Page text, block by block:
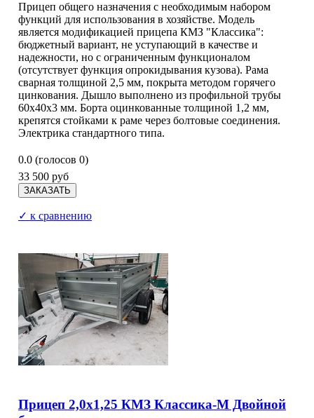
Прицеп общего назначения с необходимым набором
функций для использования в хозяйстве. Модель
является модификацией прицепа КМЗ "Классика":
бюджетный вариант, не уступающий в качестве и
надежности, но с ограниченным функционалом
(отсутствует функция опрокидывания кузова). Рама
сварная толщиной 2,5 мм, покрыта методом горячего
цинкования. Дышло выполнено из профильной трубы
60х40х3 мм. Борта оцинкованные толщиной 1,2 мм,
крепятся стойками к раме через болтовые соединения.
Электрика стандартного типа.
0.0 (голосов 0)
33 500 руб
✓ к сравнению
Прицеп 2,0х1,25 КМЗ Классика-М Двойной